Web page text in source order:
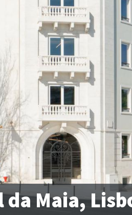
Maia,